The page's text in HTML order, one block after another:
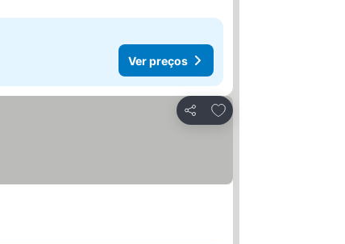
Ver preços
Partilhar
Adicionar aos favoritos